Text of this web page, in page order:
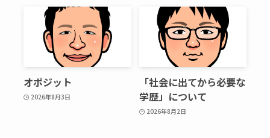
オポジット
2026年8月3日
「社会に出てから必要な
学歴」について
2026年8月2日